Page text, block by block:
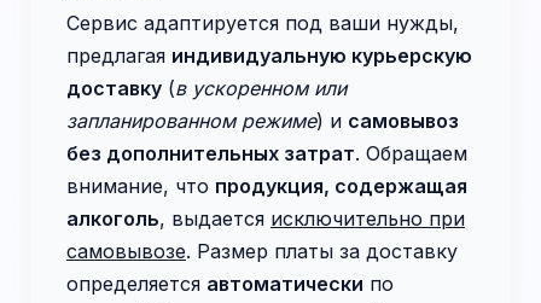
Сервис адаптируется под ваши нужды,
предлагая индивидуальную курьерскую
доставку (в ускоренном или
запланированном режиме) и самовывоз
без дополнительных затрат. Обращаем
внимание, что продукция, содержащая
алкоголь, выдается исключительно при
самовывозе. Размер платы за доставку
определяется автоматически по